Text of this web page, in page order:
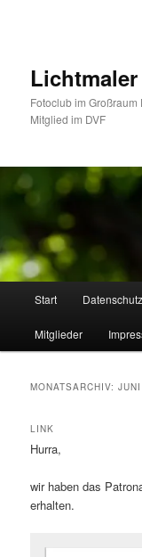
Fotoclub im
Mitglied im DVF
Start Datenschutz
Mitglieder
MONATSARCHIV:
LINK
Hurra,
wir haben das
erhalten.